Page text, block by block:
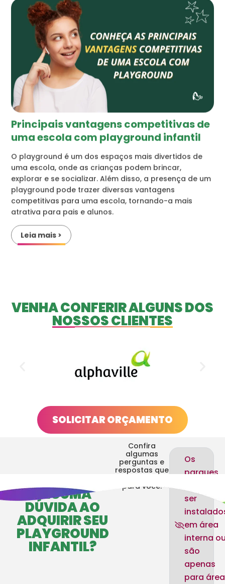
Principais vantagens competitivasde
uma escola com playground infantil
O playground é um dos espaços mais divertidos de
uma escola, onde as crianças podem brincar,
explorar e se socializar. Além disso, a presença de um
playground pode trazer diversas vantagens
competitivas para uma escola, tornando-a mais
atrativa para pais e alunos.
Leia mais >
VENHA CONFERIR ALGUNS DOS
NOSSOS CLIENTES
SOLICITAR ORÇAMENTO
ALGUMA
DÚVIDAAO
ADQUIRIR SEU
PLAYGROUND
INFANTIL?
Confira
algumas
perguntas e
respostas que
para você.
Os
parques
ser
em área
interna
são
apenas
para área